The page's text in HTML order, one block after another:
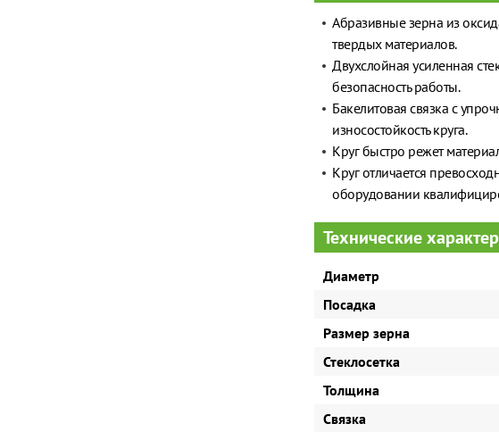
Абразивные зерна из
твердых материалов.
Двухслойная усиленная
безопасность работы.
Бакелитовая связка с
износостойкость круга.
Круг быстро режет
Круг отличается
оборудовании
Технические
Диаметр
Посадка
Размер зерна
Стеклосетка
Толщина
Связка